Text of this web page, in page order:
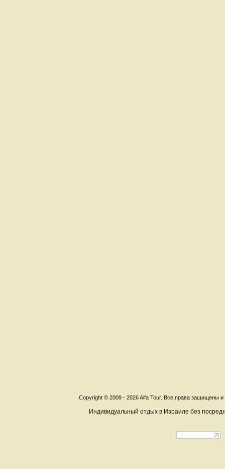
Copyright © 2009 - 2026 Alfa Tour. Все права защищены и
Индивидуальный отдых в Израиле без